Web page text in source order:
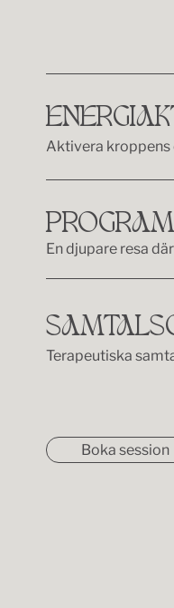
Aktivera kroppens
En djupare resa
Terapeutiska
Boka session